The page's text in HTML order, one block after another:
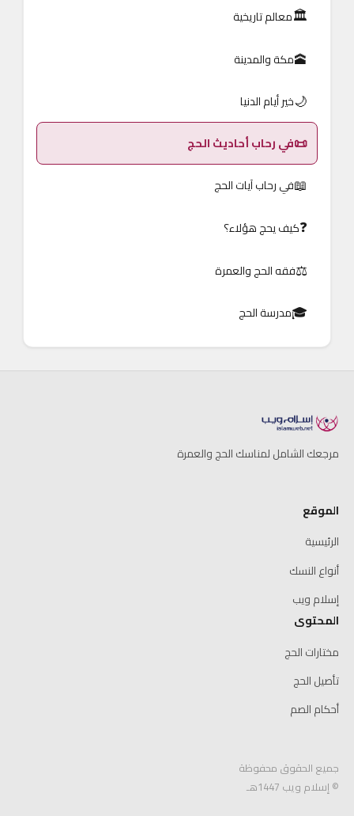
🏛️معالم تاريخية
🕋مكة والمدينة
🌙خير أيام الدنيا
📜في رحاب أحاديث الحج
📖في رحاب آيات الحج
❓كيف يحج هؤلاء؟
⚖️فقه الحج والعمرة
🎓مدرسة الحج
مرجعك الشامل لمناسك الحج والعمرة
الموقع
الرئيسية
أنواع النسك
إسلام ويب
المحتوى
مختارات الحج
تأصيل الحج
أحكام الصم
جميع الحقوق محفوظة
© إسلام ويب 1447هـ